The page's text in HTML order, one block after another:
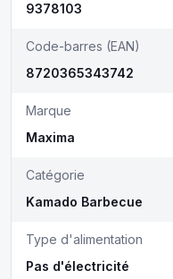
9378103
Code-barres (EAN)
8720365343742
Marque
Maxima
Catégorie
Kamado Barbecue
Type d'alimentation
Pas d'électricité